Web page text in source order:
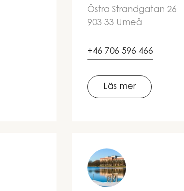
Östra Strandgatan 26
903 33 Umeå
+46 706 596 466
Läs mer